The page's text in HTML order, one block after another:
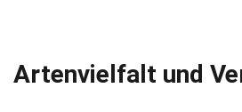
Artenvielfalt und